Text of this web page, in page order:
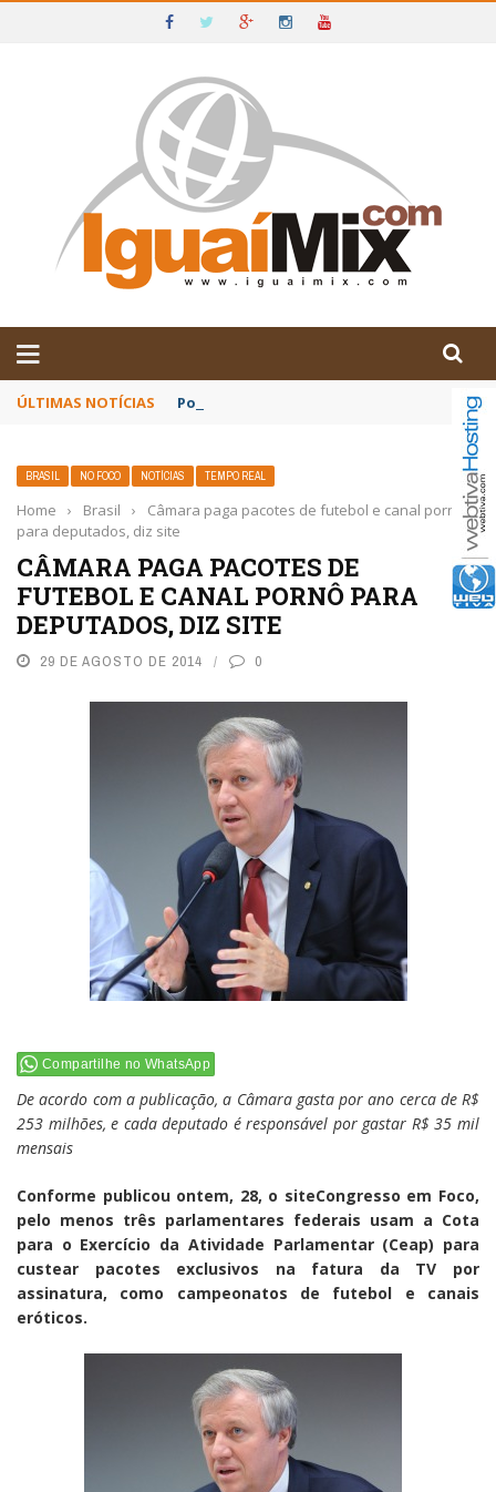
IGUAÍ E SUDOESTE DA BAHIA
ÚLTIMAS NOTÍCIAS Poetas baianos representam o Brasil no
BRASIL NO FOCO NOTÍCIAS TEMPO REAL
Home › Brasil ›
Câmara paga pacotes de futebol e canal pornô
para deputados, diz site
CÂMARA PAGA PACOTES DE
FUTEBOL E CANAL PORNÔ PARA
DEPUTADOS, DIZ SITE
29 DE AGOSTO DE 2014 0
Compartilhe no WhatsApp
De acordo com a publicação, a Câmara gasta por ano cerca de R$
253 milhões, e cada deputado é responsável por gastar R$ 35 mil
mensais
Conforme publicou ontem, 28, o siteCongresso em Foco,
pelo menos três parlamentares federais usam a Cota
para o Exercício da Atividade Parlamentar (Ceap) para
custear pacotes exclusivos na fatura da TV por
assinatura, como campeonatos de futebol e canais
eróticos.